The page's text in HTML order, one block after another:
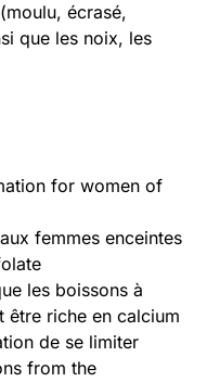
écrasé,
que les noix, les
for women of
femmes enceintes
les boissons à
être riche en calcium
de se limiter
from the